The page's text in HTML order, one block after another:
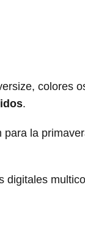
colores
.
digitales